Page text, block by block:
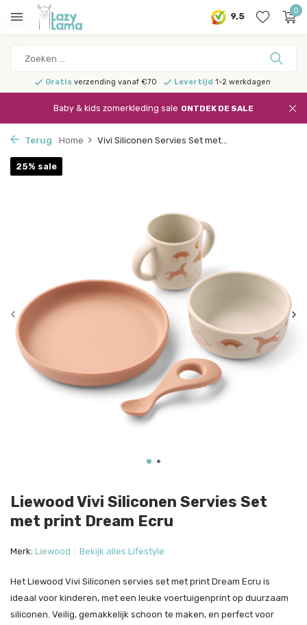
9,5
0
Gratis verzending vanaf €70 Levertijd 1-2 werkdagen
Baby & kids zomerkleding sale ONTDEK DE SALE
Terug Home Vivi Siliconen Servies Set met...
Liewood Vivi Siliconen Servies Set
met print Dream Ecru
25% sale
Merk: Liewood Bekijk alles Lifestyle
Het Liewood Vivi Siliconen servies set met print Dream Ecru is
ideaal voor kinderen, met een leuke voertuigenprint op duurzaam
siliconen. Veilig, gemakkelijk schoon te maken, en perfect voor